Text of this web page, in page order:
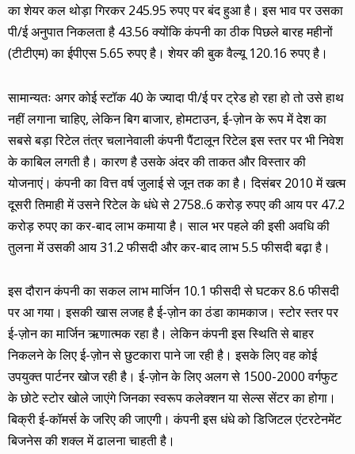
का शेयर कल थोड़ा गिरकर 245.95 रुपए पर बंद हुआ है। इस भाव पर उसका
पी/ई अनुपात निकलता है 43.56 क्योंकि कंपनी का ठीक पिछले बारह महीनों
(टीटीएम) का ईपीएस 5.65 रुपए है। शेयर की बुक वैल्यू 120.16 रुपए है।
सामान्यतः अगर कोई स्टॉक 40 के ज्यादा पी/ई पर ट्रेड हो रहा हो तो उसे हाथ
नहीं लगाना चाहिए, लेकिन बिग बाजार, होमटाउन, ई-ज़ोन के रूप में देश का
सबसे बड़ा रिटेल तंत्र चलानेवाली कंपनी पैंटालून रिटेल इस स्तर पर भी निवेश
के काबिल लगती है। कारण है उसके अंदर की ताकत और विस्तार की
योजनाएं। कंपनी का वित्त वर्ष जुलाई से जून तक का है। दिसंबर 2010 में खत्म
दूसरी तिमाही में उसने रिटेल के धंधे से 2758..6 करोड़ रुपए की आय पर 47.2
करोड़ रुपए का कर-बाद लाभ कमाया है। साल भर पहले की इसी अवधि की
तुलना में उसकी आय 31.2 फीसदी और कर-बाद लाभ 5.5 फीसदी बढ़ा है।
इस दौरान कंपनी का सकल लाभ मार्जिन 10.1 फीसदी से घटकर 8.6 फीसदी
पर आ गया। इसकी खास लजह है ई-ज़ोन का ठंडा कामकाज। स्टोर स्तर पर
ई-ज़ोन का मार्जिन ऋणात्मक रहा है। लेकिन कंपनी इस स्थिति से बाहर
निकलने के लिए ई-ज़ोन से छुटकारा पाने जा रही है। इसके लिए वह कोई
उपयुक्त पार्टनर खोज रही है। ई-ज़ोन के लिए अलग से 1500-2000 वर्गफुट
के छोटे स्टोर खोले जाएंगे जिनका स्वरूप कलेक्शन या सेल्स सेंटर का होगा।
बिक्री ई-कॉमर्स के जरिए की जाएगी। कंपनी इस धंधे को डिजिटल एंटरटेनमेंट
बिजनेस की शक्ल में ढालना चाहती है।